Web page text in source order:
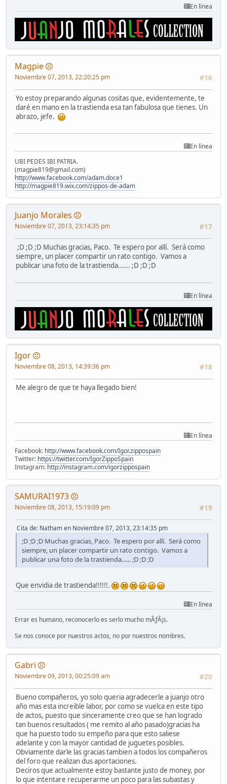
En línea
Magpie
#16
Noviembre 07, 2013, 22:20:25 pm
Yo estoy preparando algunas cositas que, evidentemente, te
daré en mano en la trastienda esa tan fabulosa que tienes. Un
abrazo, jefe.
En línea
UBI PEDES IBI PATRIA.
(magpie819@gmail.com)
http://www.facebook.com/adam.doce1
http://magpie819.wix.com/zippos-de-adam
Juanjo Morales
#17
Noviembre 07, 2013, 23:14:35 pm
;D ;D ;D Muchas gracias, Paco. Te espero por allí. Será como
siempre, un placer compartir un rato contigo. Vamos a
publicar una foto de la trastienda...... ;D ;D ;D
En línea
Igor
#18
Noviembre 08, 2013, 14:39:36 pm
Me alegro de que te haya llegado bien!
En línea
Facebook: http://www.facebook.com/Igor.zippospain
Twitter: https://twitter.com/IgorZippoSpain
Instagram: http://instagram.com/igorzippospain
SAMURAI1973
#19
Noviembre 08, 2013, 15:19:09 pm
Cita de: Natham en Noviembre 07, 2013, 23:14:35 pm
;D ;D ;D Muchas gracias, Paco. Te espero por allí. Será como
siempre, un placer compartir un rato contigo. Vamos a
publicar una foto de la trastienda...... ;D ;D ;D
Que envidia de trastienda!!!!!!.
En línea
Errar es humano, reconocerlo es serlo mucho mÃƒÂ¡s.
Se nos conoce por nuestros actos, no por nuestros nombres.
Gabri
#20
Noviembre 09, 2013, 00:25:09 am
Bueno compañeros, yo solo queria agradecerle a juanjo otro
año mas esta increible labor, por como se vuelca en este tipo
de actos, puesto que sinceramente creo que se han logrado
tan buenos resultados ( me remito al año pasado)gracias ha
que ha puesto todo su empeño para que esto saliese
adelante y con la mayor cantidad de juguetes posibles.
Obviamente darle las gracias tambien a todos los compañeros
del foro que realizan dus aportaciones.
Deciros que actualmente estoy bastante justo de money, por
lo que intentare recuperarme un poco para las subastas y